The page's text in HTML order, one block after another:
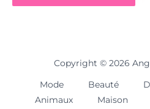
Copyright © 2026
Mode Beauté
Animaux
Maison